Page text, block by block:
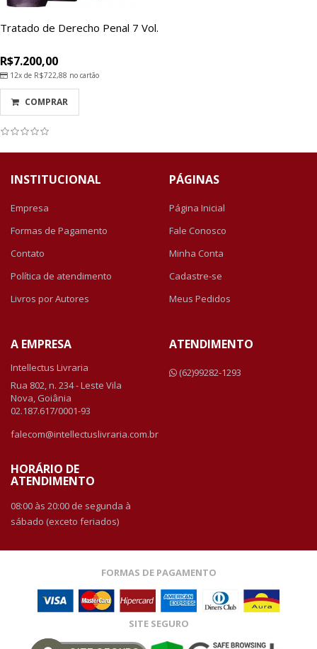
Tratado de Derecho Penal 7 Vol.
R$7.200,00
12x de R$722,88 no cartão
COMPRAR
INSTITUCIONAL
Empresa
Formas de Pagamento
Contato
Política de atendimento
Livros por Autores
PÁGINAS
Página Inicial
Fale Conosco
Minha Conta
Cadastre-se
Meus Pedidos
A EMPRESA
Intellectus Livraria
Rua 802, n. 234 - Leste Vila
Nova, Goiânia
02.187.617/0001-93
falecom@intellectuslivraria.com.br
HORÁRIO DE
ATENDIMENTO
08:00 às 20:00 de segunda à
sábado (exceto feriados)
ATENDIMENTO
(62)99282-1293
FORMAS DE PAGAMENTO
SITE SEGURO